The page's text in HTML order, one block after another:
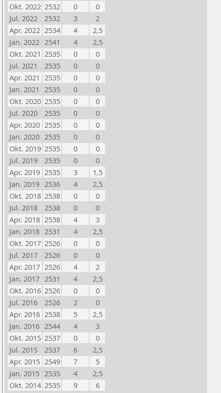
Okt. 2022 2532 0
0
Jul. 2022
2532 3
2
Apr. 2022 2534 4
2,5
Jan. 2022 2541 4
2,5
Okt. 2021 2535 0
0
Jul. 2021
2535 0
0
Apr. 2021 2535 0
0
Jan. 2021 2535 0
0
Okt. 2020 2535 0
0
Jul. 2020
2535 0
0
Apr. 2020 2535 0
0
Jan. 2020 2535 0
0
Okt. 2019 2535 0
0
Jul. 2019
2535 0
0
Apr. 2019 2535 3
1,5
Jan. 2019 2536 4
2,5
Okt. 2018 2538 0
0
Jul. 2018
2538 0
0
Apr. 2018 2538 4
3
Jan. 2018 2531 4
2,5
Okt. 2017 2526 0
0
Jul. 2017
2526 0
0
Apr. 2017 2526 4
2
Jan. 2017 2531 4
2,5
Okt. 2016 2526 0
0
Jul. 2016
2526 2
0
Apr. 2016 2538 5
2,5
Jan. 2016 2544 4
3
Okt. 2015 2537 0
0
Jul. 2015
2537 6
2,5
Apr. 2015 2549 7
5
Jan. 2015 2535 4
2,5
Okt. 2014 2535 9
6